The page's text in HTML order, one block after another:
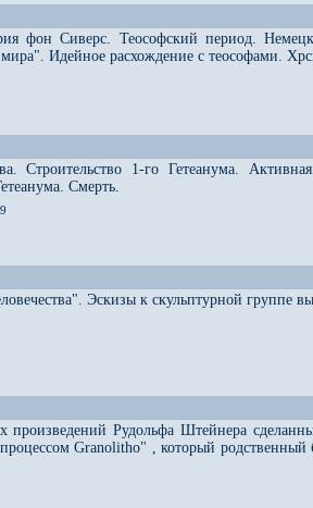
фон Сиверс. Теософский период.
Идейное расхождение с теософами.
Строительство 1-го Гетеанума.
Смерть.
Эскизы к скульптурной
произведений Рудольфа Штейнера
Granolitho" , который